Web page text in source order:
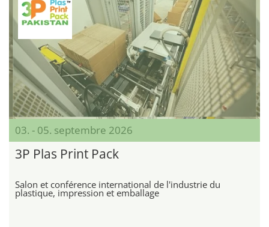
03. - 05. septembre 2026
3P Plas Print Pack
Salon et conférence international de l'industrie du
plastique, impression et emballage